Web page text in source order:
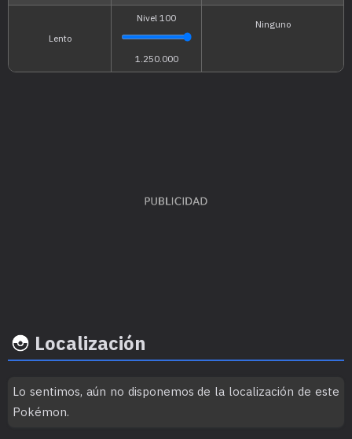
Tipos # Pokédex
Ritmo crecimiento
Localización
Lo sentimos, aún no disponemos de la localización de este
Pokémon.